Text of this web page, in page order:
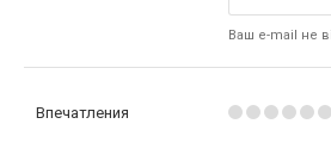
Ваш e-mail не
Впечатления